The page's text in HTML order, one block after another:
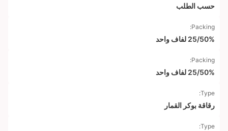
حسب الطلب
Packing:
25/50% لفاف واحد
Packing:
25/50% لفاف واحد
Type:
رقاقة بوكر القمار
Type: